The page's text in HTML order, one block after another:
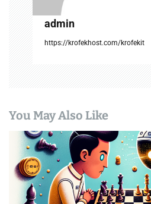
admin
https://krofekhost.com/krofekit
You May Also Like